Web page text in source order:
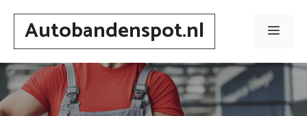
Spring
inhoudAutobandenspot.nl Menu